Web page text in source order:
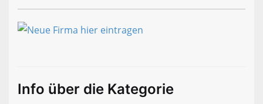
Info über die Kategorie